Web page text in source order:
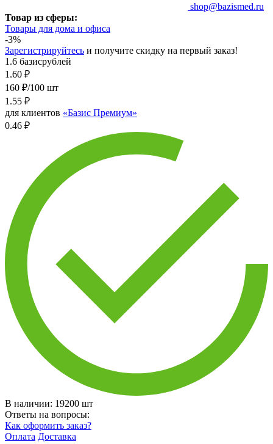
shop@bazismed.ru
Товар из сферы:
Товары для дома и офиса
-3%
Зарегистрируйтесь и получите скидку на первый заказ!
1.6 базисрублей
1.60 ₽
160 ₽/100 шт
1.55 ₽
для клиентов «Базис Премиум»
0.46 ₽
В наличии: 19200 шт
Ответы на вопросы:
Как оформить заказ?
Оплата Доставка